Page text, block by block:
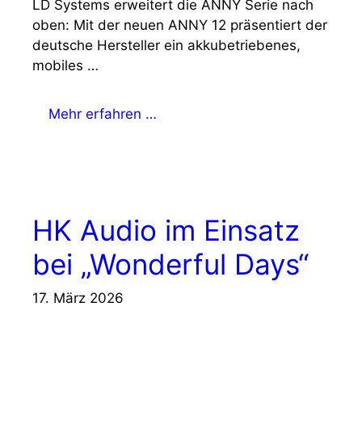
LD Systems erweitert die ANNY Serie nach
oben: Mit der neuen ANNY 12 präsentiert der
deutsche Hersteller ein akkubetriebenes,
mobiles …
Mehr erfahren …
HK Audio im Einsatz
bei „Wonderful Days“
17. März 2026